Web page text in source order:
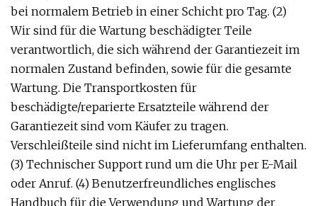
bei normalem Betrieb in einer Schicht pro Tag. (2)
Wir sind für die Wartung beschädigter Teile
verantwortlich, die sich während der Garantiezeit im
normalen Zustand befinden, sowie für die gesamte
Wartung. Die Transportkosten für
beschädigte/reparierte Ersatzteile während der
Garantiezeit sind vom Käufer zu tragen.
Verschleißteile sind nicht im Lieferumfang enthalten.
(3) Technischer Support rund um die Uhr per E-Mail
oder Anruf. (4) Benutzerfreundliches englisches
Handbuch für die Verwendung und Wartung der